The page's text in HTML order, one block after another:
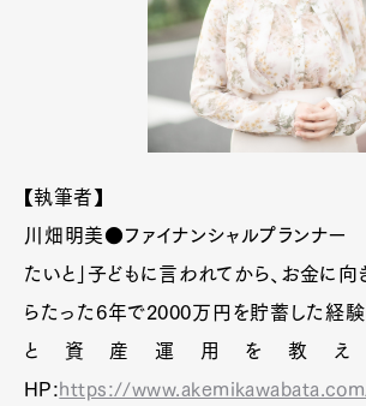
【執筆者】
川畑明美●ファイナンシャルプランナー
たいと」子どもに言われてから、お金に
らたった6年で2000万円を貯蓄した経
と資産運用を教え
HP:https://